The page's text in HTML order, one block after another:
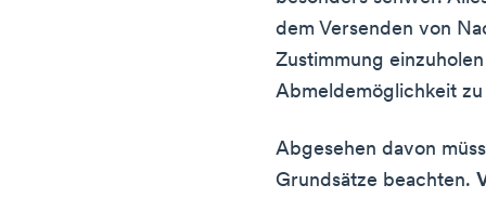
dem Versenden von
Zustimmung
Abmeldemöglichkeit
Abgesehen davon
Grundsätze beachten.